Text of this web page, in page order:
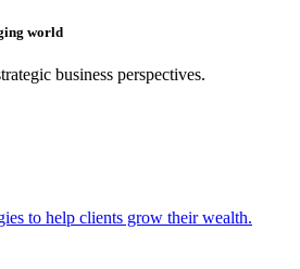
world
business perspectives.
to help clients grow their wealth.